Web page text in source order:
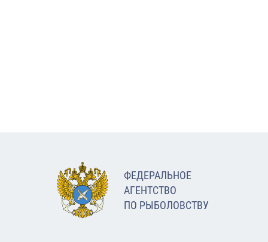
ФЕДЕРАЛЬНОЕ
АГЕНТСТВО
ПО РЫБОЛОВСТВУ